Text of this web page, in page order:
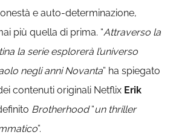
e auto-determinazione,
più quella di prima. “Attraverso la
la serie esplorerà l’universo
negli anni Novanta” ha spiegato
contenuti originali Netflix Erik
Brotherhood“un thriller
”.